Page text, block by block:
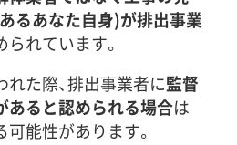
るあなた自身)が排出事業
られています。
た際、排出事業者に監督
あると認められる場合は
能性があります。